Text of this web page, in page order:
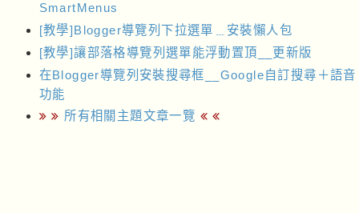
SmartMenus
[教學]Blogger導覽列下拉選單﹍安裝懶人包
[教學]讓部落格導覽列選單能浮動置頂__更新版
在Blogger導覽列安裝搜尋框__Google自訂搜尋＋語音
功能
所有相關主題文章一覽